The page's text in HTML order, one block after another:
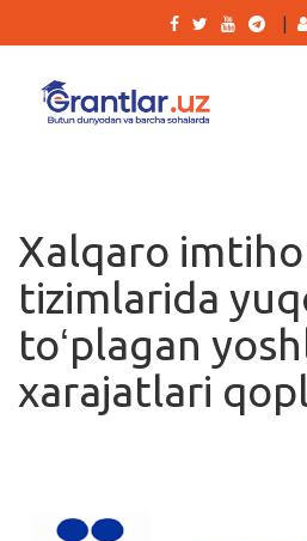
Ishlar
Kurslar
Blog
Yana
Qidirish
Xalqaro
tizimlarida
toʻplagan
xarajatlari